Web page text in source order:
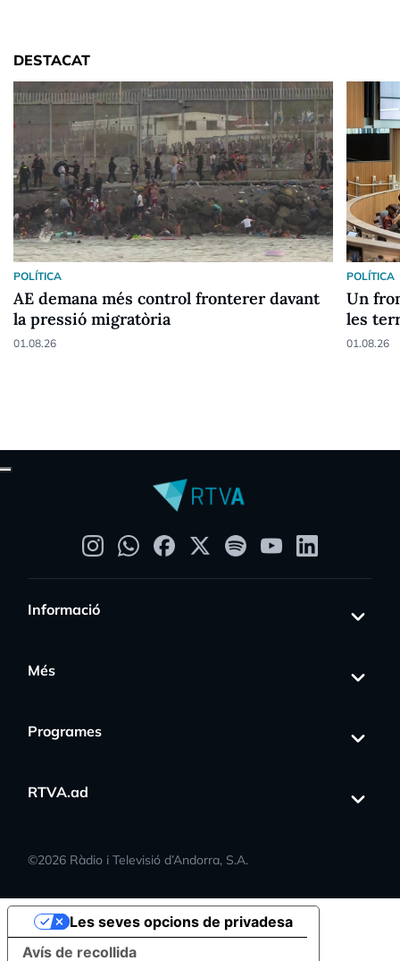
DESTACAT
POLÍTICA
AE demana més control fronterer davant
la pressió migratòria
01.08.26
POLÍTICA
Un
les
01.08.26
Informació
Més
Programes
RTVA.ad
©2026 Ràdio i Televisió d’Andorra, S.A.
Avís de recollida
Les seves opcions de privadesa